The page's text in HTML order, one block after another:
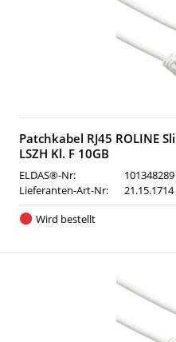
Patchkabel RJ45 ROLINE
LSZH Kl. F 10GB
ELDAS®-Nr:
101348289
Lieferanten-Art-Nr:
21.15.1714
Wird bestellt